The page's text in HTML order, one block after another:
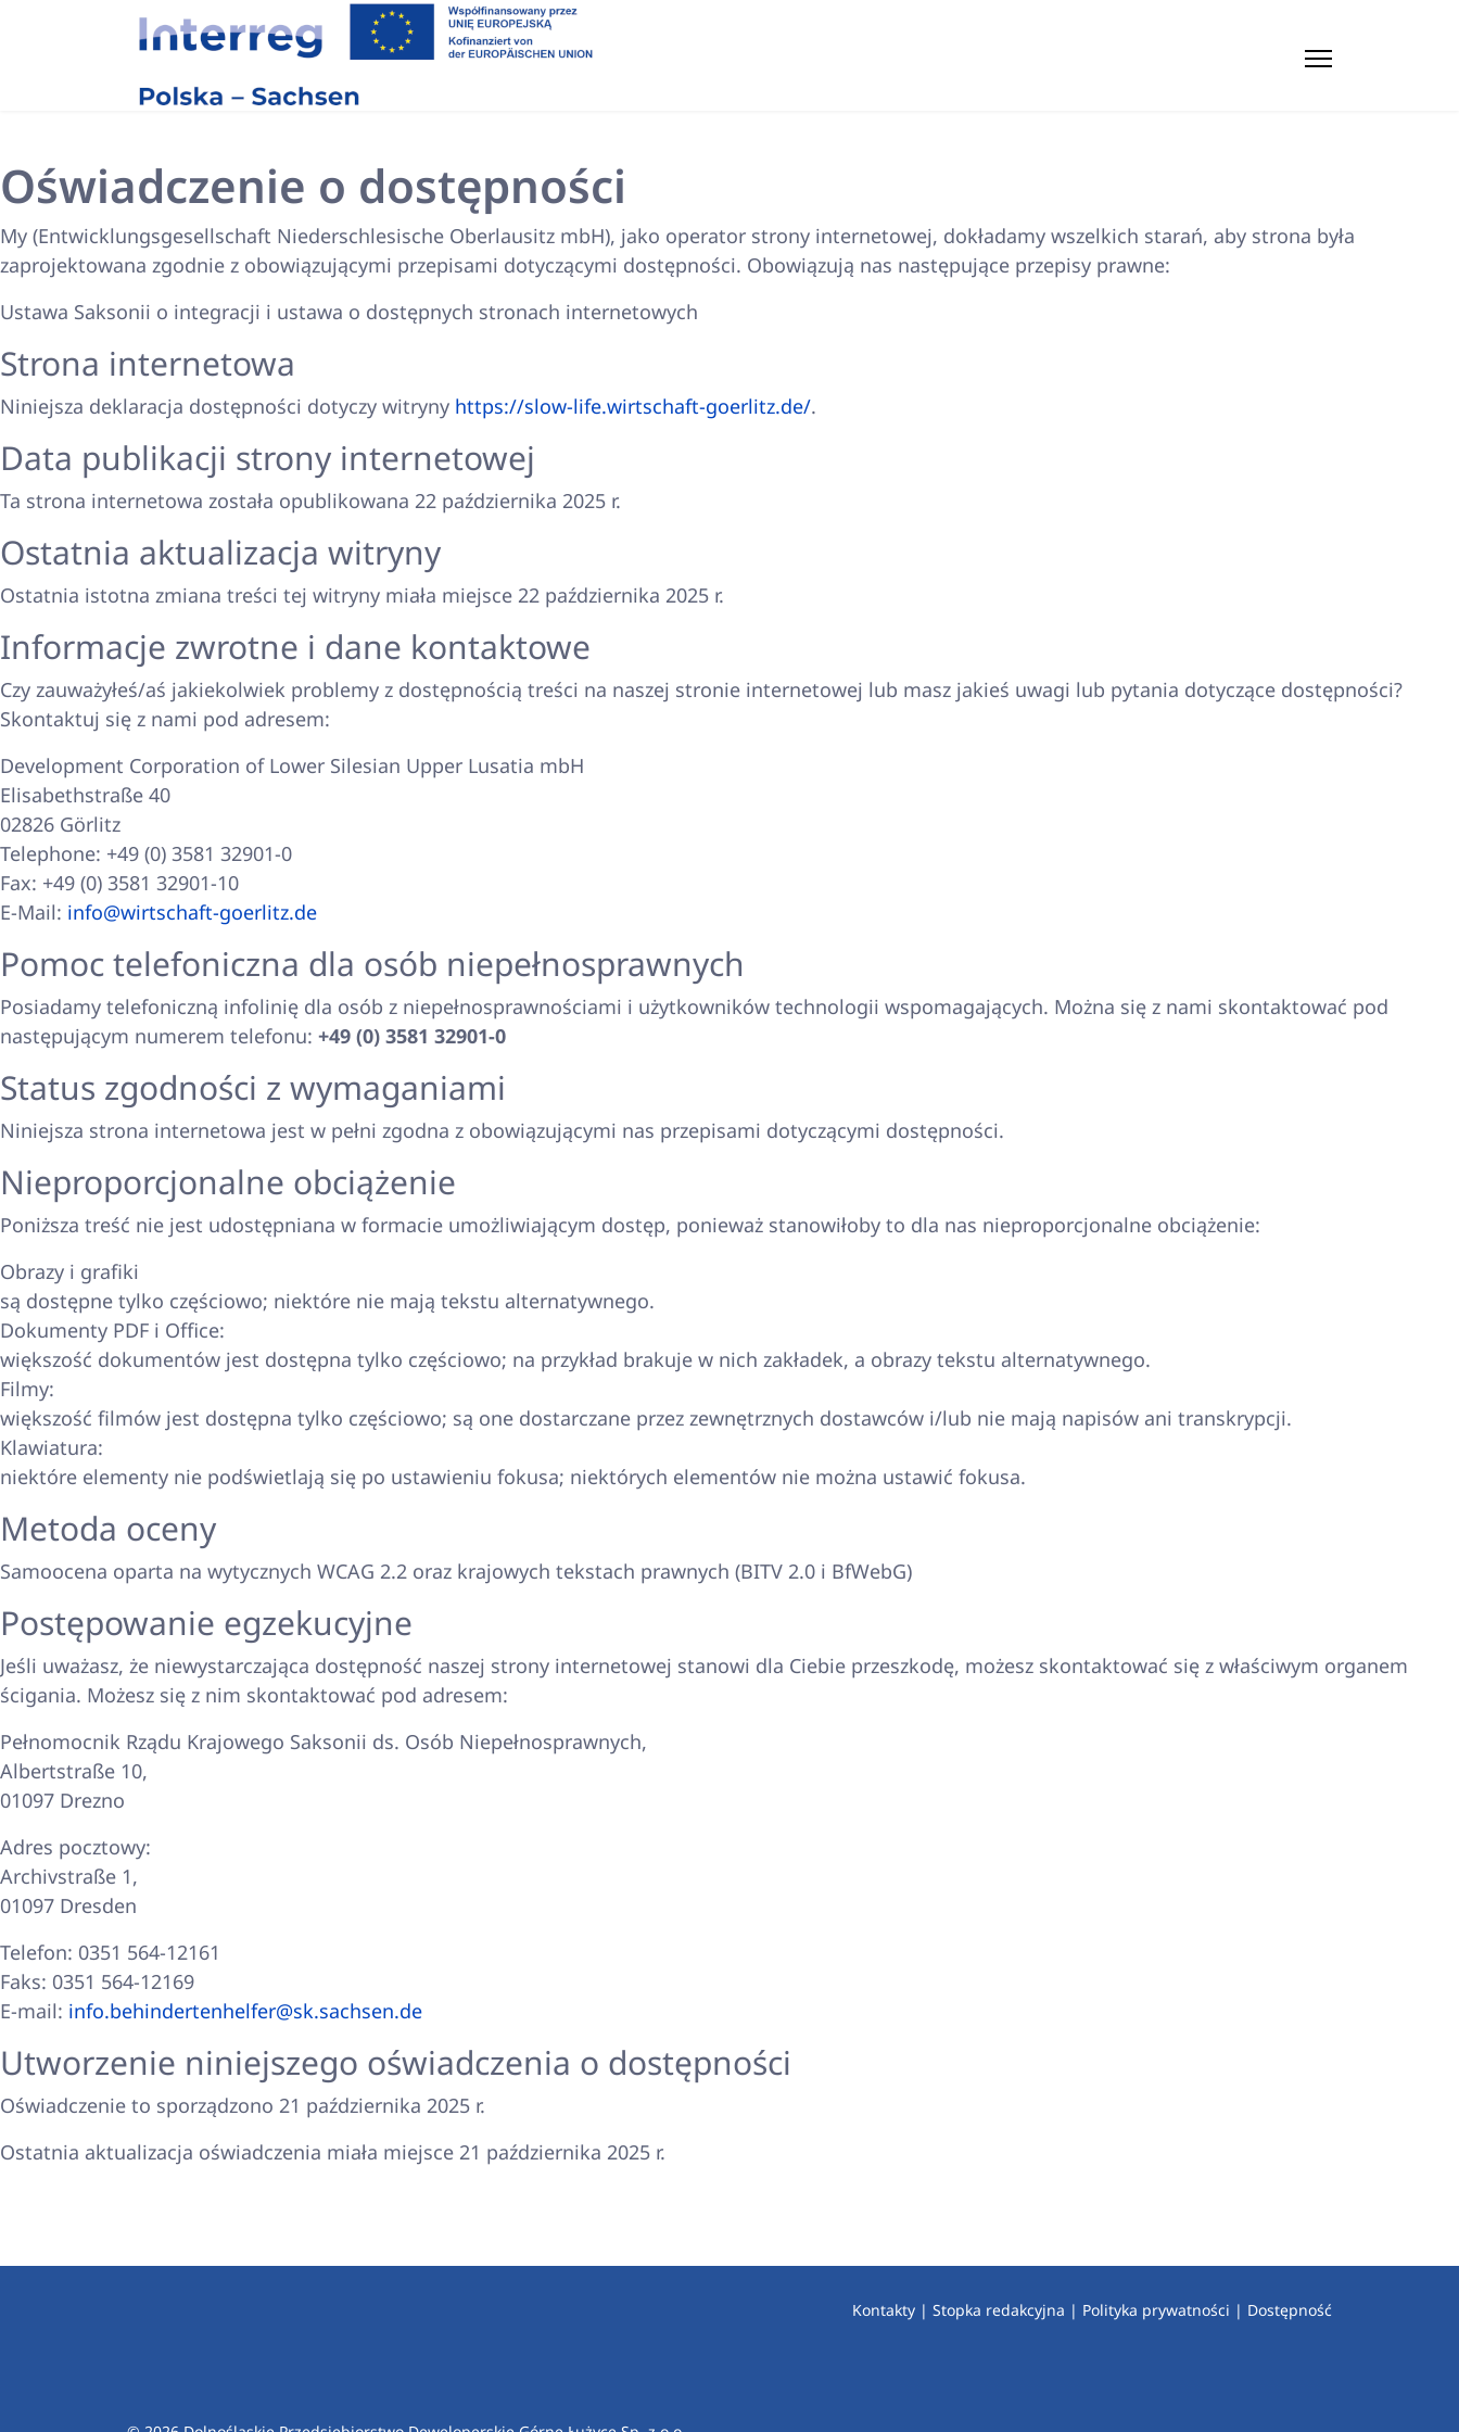
Oświadczenie o dostępności
My (Entwicklungsgesellschaft Niederschlesische Oberlausitz mbH), jako operator strony internetowej, dokładamy wszelkich starań, aby strona była
zaprojektowana zgodnie z obowiązującymi przepisami dotyczącymi dostępności. Obowiązują nas następujące przepisy prawne:
Ustawa Saksonii o integracji i ustawa o dostępnych stronach internetowych
Strona internetowa
Niniejsza deklaracja dostępności dotyczy witryny https://slow-life.wirtschaft-goerlitz.de/.
Data publikacji strony internetowej
Ta strona internetowa została opublikowana 22 października 2025 r.
Ostatnia aktualizacja witryny
Ostatnia istotna zmiana treści tej witryny miała miejsce 22 października 2025 r.
Informacje zwrotne i dane kontaktowe
Czy zauważyłeś/aś jakiekolwiek problemy z dostępnością treści na naszej stronie internetowej lub masz jakieś uwagi lub pytania dotyczące dostępności?
Skontaktuj się z nami pod adresem:
Development Corporation of Lower Silesian Upper Lusatia mbH
Elisabethstraße 40
02826 Görlitz
Telephone: +49 (0) 3581 32901-0
Fax: +49 (0) 3581 32901-10
E-Mail: info@wirtschaft-goerlitz.de
Pomoc telefoniczna dla osób niepełnosprawnych
Posiadamy telefoniczną infolinię dla osób z niepełnosprawnościami i użytkowników technologii wspomagających. Można się z nami skontaktować pod
następującym numerem telefonu: +49 (0) 3581 32901-0
Status zgodności z wymaganiami
Niniejsza strona internetowa jest w pełni zgodna z obowiązującymi nas przepisami dotyczącymi dostępności.
Nieproporcjonalne obciążenie
Poniższa treść nie jest udostępniana w formacie umożliwiającym dostęp, ponieważ stanowiłoby to dla nas nieproporcjonalne obciążenie:
Obrazy i grafiki
są dostępne tylko częściowo; niektóre nie mają tekstu alternatywnego.
Dokumenty PDF i Office:
większość dokumentów jest dostępna tylko częściowo; na przykład brakuje w nich zakładek, a obrazy tekstu alternatywnego.
Filmy:
większość filmów jest dostępna tylko częściowo; są one dostarczane przez zewnętrznych dostawców i/lub nie mają napisów ani transkrypcji.
Klawiatura:
niektóre elementy nie podświetlają się po ustawieniu fokusa; niektórych elementów nie można ustawić fokusa.
Metoda oceny
Samoocena oparta na wytycznych WCAG 2.2 oraz krajowych tekstach prawnych (BITV 2.0 i BfWebG)
Postępowanie egzekucyjne
Jeśli uważasz, że niewystarczająca dostępność naszej strony internetowej stanowi dla Ciebie przeszkodę, możesz skontaktować się z właściwym organem
ścigania. Możesz się z nim skontaktować pod adresem:
Pełnomocnik Rządu Krajowego Saksonii ds. Osób Niepełnosprawnych,
Albertstraße 10,
01097 Drezno
Adres pocztowy:
Archivstraße 1,
01097 Dresden
Telefon: 0351 564-12161
Faks: 0351 564-12169
E-mail: info.behindertenhelfer@sk.sachsen.de
Utworzenie niniejszego oświadczenia o dostępności
Oświadczenie to sporządzono 21 października 2025 r.
Ostatnia aktualizacja oświadczenia miała miejsce 21 października 2025 r.
Kontakty | Stopka redakcyjna | Polityka prywatności | Dostępność